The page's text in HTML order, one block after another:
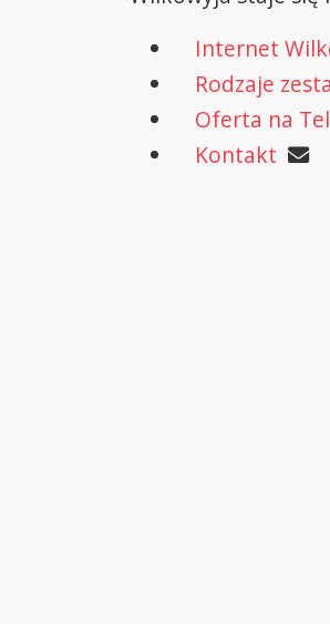
Internet
Rodzaje
Oferta na
Kontakt